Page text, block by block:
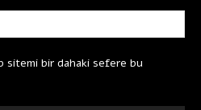
sitemi bir dahaki sefere bu